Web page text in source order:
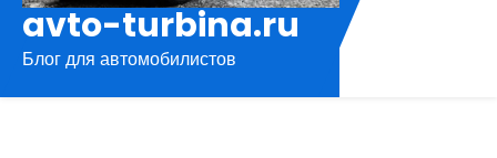
avto-turbina.ru
Блог для автомобилистов